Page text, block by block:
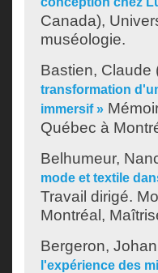
Canada),
muséologie.
Bastien, Claude
transformation
immersif »
Québec à
Belhumeur,
mode et textile
Travail dirigé.
Montréal,
Bergeron,
l'expérience des